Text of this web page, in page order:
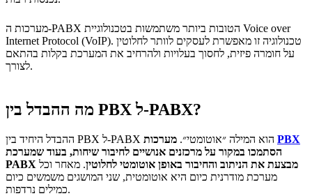
מערכות ה-PABX הטובות ביותר משתמשות בטכנולוגיית Voice over
Internet Protocol (VoIP). טכנולוגיה זו מאפשרת לעסקים לוותר לחלוטין
על חומרה פיזית, לחסוך בעלויות ולהרחיב את המערכת בקלות בהתאם
לצורך.
מה ההבדל בין PBX ל-PABX?
ההבדל היחיד בין PBX ל-PABX הוא המילה ״אוטומטי״. PBX
הסתמכו במקור על מרכזנים אנושיים לחיבור שיחות, בעוד שמערכת
PABX מבצעת את הניתוב והחיבור באופן אוטומטי לחלוטין. מאחר וכל
מערכת מודרנית כיום היא אוטומטית, שני המושגים משמשים כיום
כמילים נרדפות.